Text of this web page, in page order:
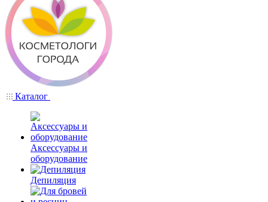
Каталог
Аксессуары и
оборудование
Депиляция